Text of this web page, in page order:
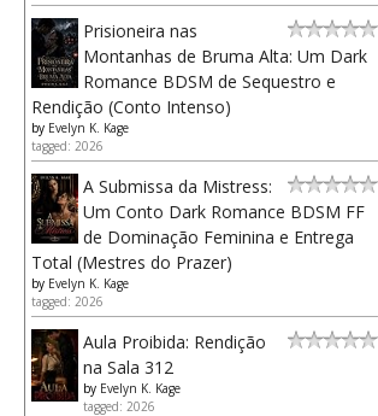
Prisioneira nas
Montanhas de Bruma Alta: Um Dark
Romance BDSM de Sequestro e
Rendição (Conto Intenso)
by Evelyn K. Kage
tagged: 2026
A Submissa da Mistress:
Um Conto Dark Romance BDSM FF
de Dominação Feminina e Entrega
Total (Mestres do Prazer)
by Evelyn K. Kage
tagged: 2026
Aula Proibida: Rendição
na Sala 312
by Evelyn K. Kage
tagged: 2026